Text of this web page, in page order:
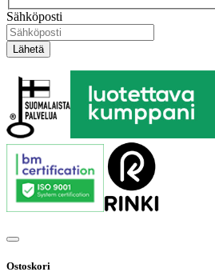
Sähköposti
Ostoskori